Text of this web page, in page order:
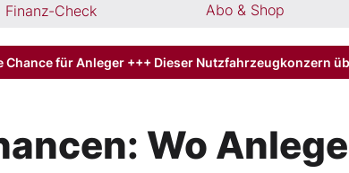
Finanz-Check Abo & Shop
Chance für Anleger +++ Dieser Nutzfahrzeugkonzern
Wo